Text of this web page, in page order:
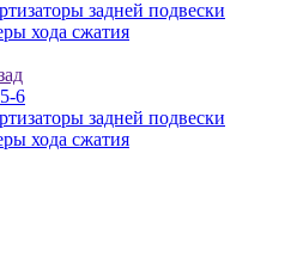
задней подвески
хода сжатия
6
задней подвески
хода сжатия